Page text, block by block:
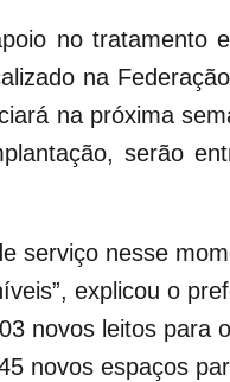
no tratamento
na
na próxima
serão
serviço nesse
explicou o
novos leitos para
novos espaços